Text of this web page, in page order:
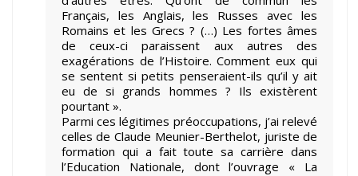
Français, les Anglais, les Russes avec les
Romains et les Grecs ? (…) Les fortes âmes
de ceux-ci paraissent aux autres des
exagérations de l’Histoire. Comment eux qui
se sentent si petits penseraient-ils qu’il y ait
eu de si grands hommes ? Ils existèrent
pourtant ».
Parmi ces légitimes préoccupations, j’ai relevé
celles de Claude Meunier-Berthelot, juriste de
formation qui a fait toute sa carrière dans
l’Education Nationale, dont l’ouvrage « La